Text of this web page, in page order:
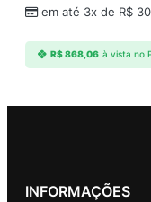
em até 3x de R$
R$868,06 à vista no
INFORMAÇÕES